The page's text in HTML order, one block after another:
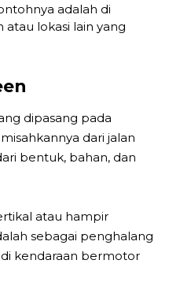
adalah di
atau lokasi lain yang
dipasang pada
dari jalan
bentuk, bahan, dan
atau hampir
sebagai penghalang
kendaraan bermotor